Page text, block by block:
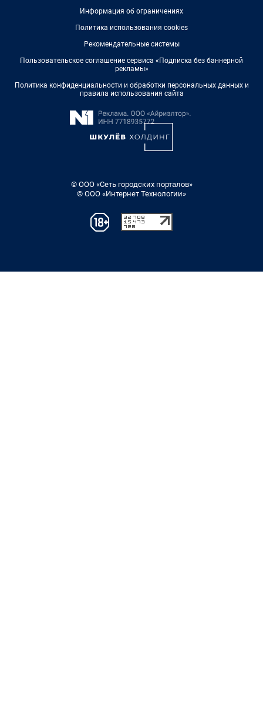
Информация об ограничениях
Политика использования cookies
Рекомендательные системы
Пользовательское соглашение сервиса «Подписка без баннерной
рекламы»
Политика конфиденциальности и обработки персональных данных и
правила использования сайта
© ООО «Сеть городских порталов»
© ООО «Интернет Технологии»